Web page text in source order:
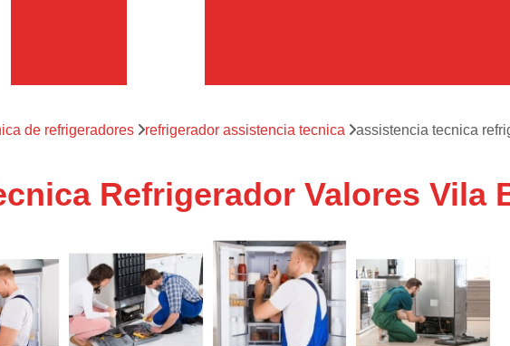
refrigeradores
técnica de
técnicas de
fogão
técnicas de
microondas
Conserto de
máquinas de
lavar
Assistencia Tecnica
Assistencia Tecnica Ar
Assistencia Tecnica
Assistencia Tecnica de
Assistencia Tecnica
de refrigeradores refrigerador assistencia tecnica assistencia tecnica
Refrigerador Valores Vila